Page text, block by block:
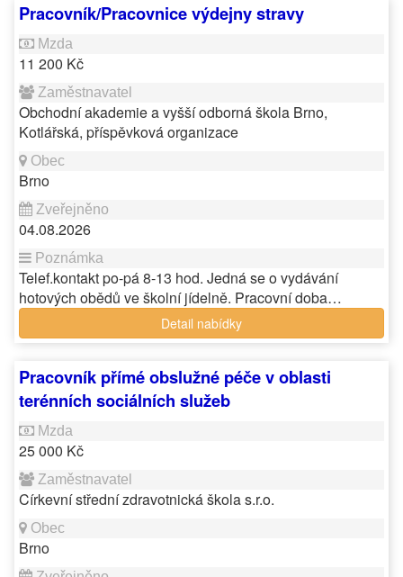
Pracovník/Pracovnice výdejny stravy
11 200 Kč
Obchodní akademie a vyšší odborná škola Brno,
Kotlářská, příspěvková organizace
Brno
04.08.2026
Telef.kontakt po-pá 8-13 hod. Jedná se o vydávání
hotových obědů ve školní jídelně. Pracovní doba…
Detail nabídky
Pracovník přímé obslužné péče v oblasti
terénních sociálních služeb
25 000 Kč
Církevní střední zdravotnická škola s.r.o.
Brno